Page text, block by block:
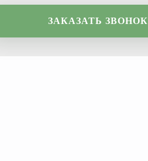
ЗАКАЗАТЬ ЗВОНОК